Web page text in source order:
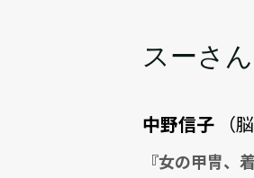
スーさ
中野信子 （
『女の甲冑、